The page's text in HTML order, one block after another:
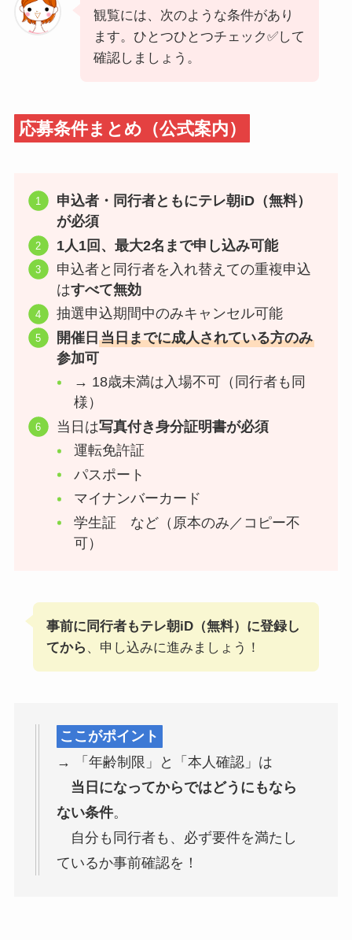
観覧には、次のような条件があり
ます。ひとつひとつチェック✅して
確認しましょう。
応募条件まとめ（公式案内）
申込者・同行者ともにテレ朝iD（無料）
が必須
1人1回、最大2名まで申し込み可能
申込者と同行者を入れ替えての重複申込
はすべて無効
抽選申込期間中のみキャンセル可能
開催日 当日までに成人されている方のみ
参加可
→ 18歳未満は入場不可（同行者も同
様）
当日は写真付き身分証明書が必須
運転免許証
パスポート
マイナンバーカード
学生証 など（原本のみ／コピー不
可）
事前に同行者もテレ朝iD（無料）に登録し
てから 、申し込みに進みましょう！
ここがポイント
→ 「年齢制限」と「本人確認」は
当日になってからではどうにもなら
ない条件。
自分も同行者も、必ず要件を満たし
ているか事前確認を！